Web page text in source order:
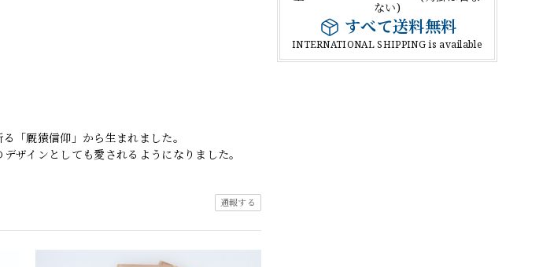
ない)
すべて送料無料
INTERNATIONAL SHIPPING is available
「厩猿信仰」から生まれました。
ザインとしても愛されるようになりました。
通報する